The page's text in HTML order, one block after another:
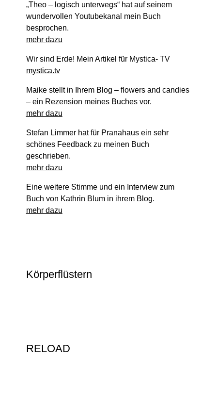
„Theo – logisch unterwegs“ hat auf seinem
wundervollen Youtubekanal mein Buch
besprochen.
mehr dazu
Wir sind Erde! Mein Artikel für Mystica- TV
mystica.tv
Maike stellt in Ihrem Blog – flowers and candies
– ein Rezension meines Buches vor.
mehr dazu
Stefan Limmer hat für Pranahaus ein sehr
schönes Feedback zu meinen Buch
geschrieben.
mehr dazu
Eine weitere Stimme und ein Interview zum
Buch von Kathrin Blum in ihrem Blog.
mehr dazu
Körperflüstern
RELOAD